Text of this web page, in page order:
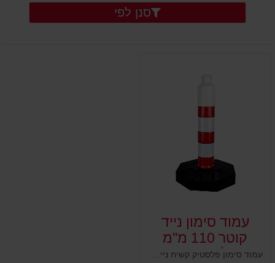
סנן לפי
עמוד סימון נייד
קוטר 110 מ"מ
משקולת בסיס גומי
עמוד סימון פלסטיק קשיח נייד עם בסיס משקולת גומי ליציבות. מטרתו לסמן מפגעים ומכשולים בדרכים, אזורי עבודה, תיקונים ואתרי בניה. ניתן להוסיף עליו שילוט וסימון נוסף להכוונה ומידע. עשוי פלסטיק קשיח ועמיד במיוחד בצבעים זוהרים ובולטים להרתעה.